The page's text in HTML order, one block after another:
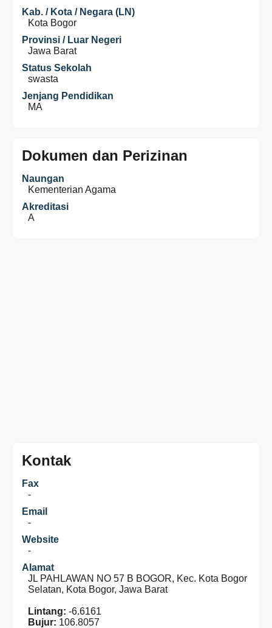
Kab. / Kota / Negara (LN)
Kota Bogor
Provinsi / Luar Negeri
Jawa Barat
Status Sekolah
swasta
Jenjang Pendidikan
MA
Dokumen dan Perizinan
Naungan
Kementerian Agama
Akreditasi
A
Kontak
Fax
-
Email
-
Website
-
Alamat
JL PAHLAWAN NO 57 B BOGOR, Kec. Kota Bogor
Selatan, Kota Bogor, Jawa Barat
Lintang: -6.6161
Bujur: 106.8057